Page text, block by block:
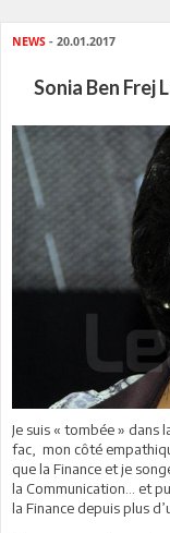
NEWS - 20.01.2017
Sonia Ben Frej
Je suis « tombée » dans
fac, mon côté
que la Finance et je
la Communication… et
la Finance depuis plus